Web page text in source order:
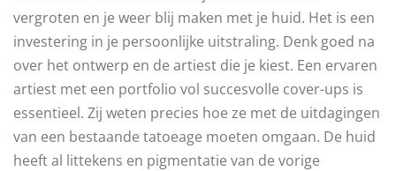
vergroten en je weer blij maken met je huid. Het is een
investering in je persoonlijke uitstraling. Denk goed na
over het ontwerp en de artiest die je kiest. Een ervaren
artiest met een portfolio vol succesvolle cover-ups is
essentieel. Zij weten precies hoe ze met de uitdagingen
van een bestaande tatoeage moeten omgaan. De huid
heeft al littekens en pigmentatie van de vorige